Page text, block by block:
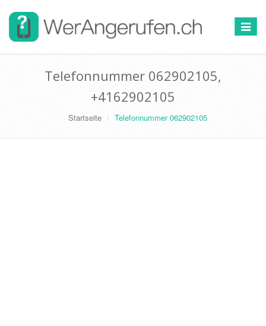
Toggle
Telefonnummer 062902105,
+4162902105
Startseite Telefonnummer 062902105